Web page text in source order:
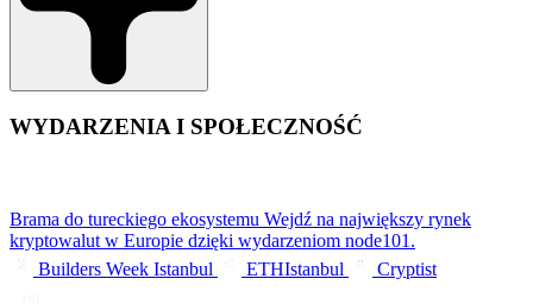
WYDARZENIA I SPOŁECZNOŚĆ
Brama do tureckiego ekosystemu Wejdź na największy rynek
kryptowalut w Europie dzięki wydarzeniom node101.
Builders Week Istanbul
ETHIstanbul Cryptist